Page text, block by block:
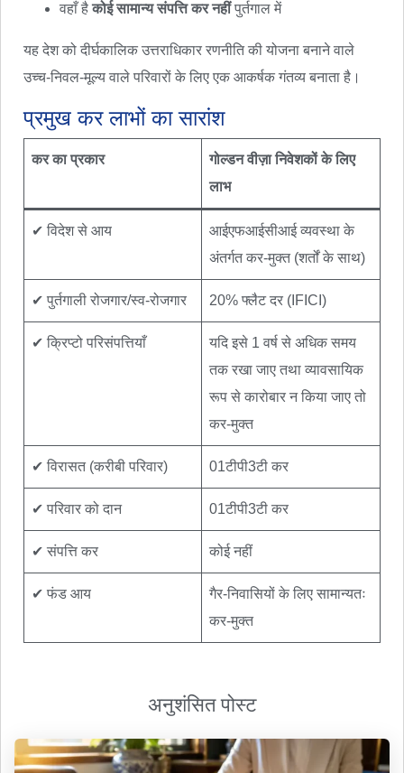
वहाँ हैकोई सामान्य संपत्ति कर नहींपुर्तगाल में
यह देश को दीर्घकालिक उत्तराधिकार रणनीति की योजना बनाने वाले
उच्च-निवल-मूल्य वाले परिवारों के लिए एक आकर्षक गंतव्य बनाता है।
प्रमुख कर लाभों का सारांश
कर का प्रकार
गोल्डन वीज़ा निवेशकों के लिए
लाभ
✔ विदेश से आय
आईएफआईसीआई व्यवस्था के
अंतर्गत कर-मुक्त (शर्तों के साथ)
✔ पुर्तगाली रोजगार/स्व-रोजगार 20% फ्लैट दर (IFICI)
✔ क्रिप्टो परिसंपत्तियाँ
यदि इसे 1 वर्ष से अधिक समय
तक रखा जाए तथा व्यावसायिक
रूप से कारोबार न किया जाए तो
कर-मुक्त
✔ विरासत (करीबी परिवार) 01टीपी3टी कर
✔ परिवार को दान 01टीपी3टी कर
✔ संपत्ति कर कोई नहीं
✔ फंड आय
गैर-निवासियों के लिए सामान्यतः
कर-मुक्त
अनुशंसित पोस्ट